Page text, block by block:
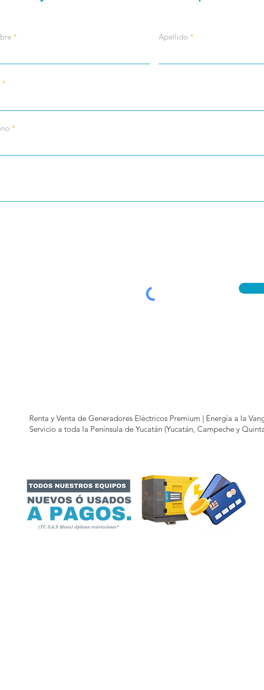
Apellido
Renta y Venta de Generadores Eléctricos Premium | Energía a la
Servicio a toda la Península de Yucatán (Yucatán, Campeche y